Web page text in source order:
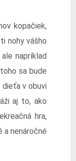
kopačiek,
nohy vášho
napríklad
sa bude
v obuvi
aj to, ako
hra,
a nenáročné